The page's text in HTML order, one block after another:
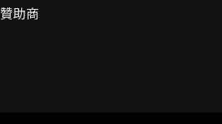
贊助商